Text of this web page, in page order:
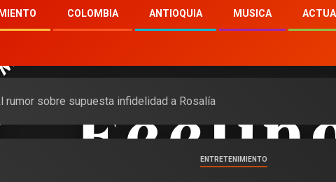
COLOMBIA ANTIOQUIA MUSICA
rumor sobre supuesta infidelidad a Rosalía
ENTRETENIMIENTO